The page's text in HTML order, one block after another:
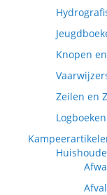
Knopen
Zeilen en
Logboeken
Afval